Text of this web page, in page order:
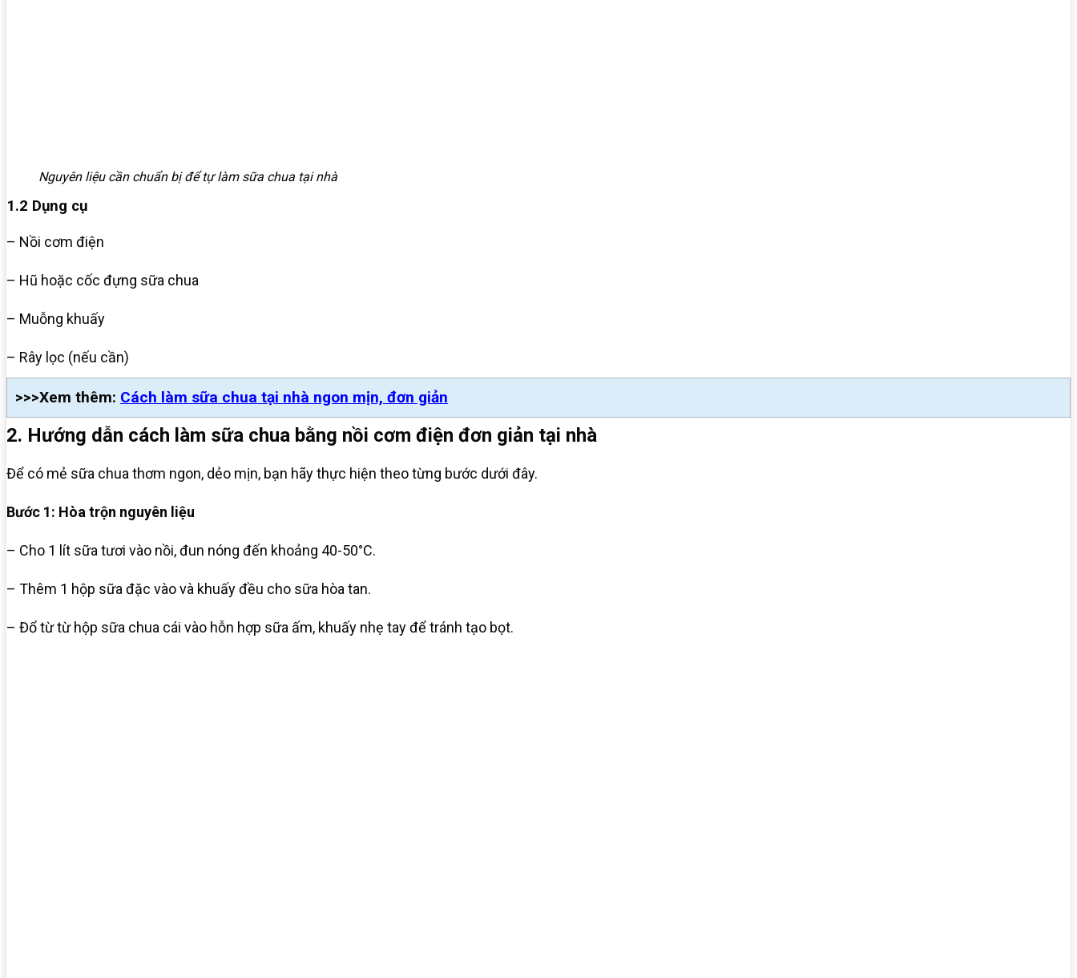
Nguyên liệu cần chuẩn bị để tự làm sữa chua tại nhà
1.2 Dụng cụ
– Nồi cơm điện
– Hũ hoặc cốc đựng sữa chua
– Muỗng khuấy
– Rây lọc (nếu cần)
>>>Xem thêm: Cách làm sữa chua tại nhà ngon mịn, đơn giản
2. Hướng dẫn cách làm sữa chua bằng nồi cơm điện đơn giản tại nhà
Để có mẻ sữa chua thơm ngon, dẻo mịn, bạn hãy thực hiện theo từng bước dưới đây.
Bước 1: Hòa trộn nguyên liệu
– Cho 1 lít sữa tươi vào nồi, đun nóng đến khoảng 40-50°C.
– Thêm 1 hộp sữa đặc vào và khuấy đều cho sữa hòa tan.
– Đổ từ từ hộp sữa chua cái vào hỗn hợp sữa ấm, khuấy nhẹ tay để tránh tạo bọt.